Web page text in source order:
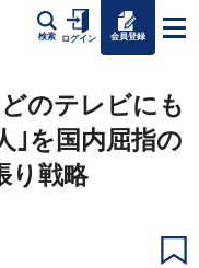
検索 ログイン 会員登録
のテレビにも
｣を国内屈指の
り戦略